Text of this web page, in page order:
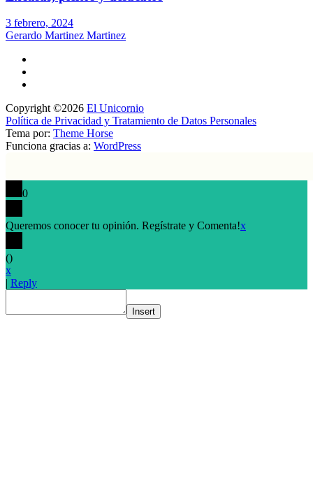
3 febrero, 2024
Gerardo Martinez Martinez
Copyright ©2026 El Unicornio
Política de Privacidad y Tratamiento de Datos Personales
Tema por: Theme Horse
Funciona gracias a: WordPress
0
Queremos conocer tu opinión. Regístrate y Comenta!x
()
x
| Reply
Insert